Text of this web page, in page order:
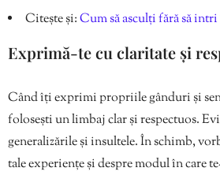
Citește și:Cum să asculți fără să
Exprimă-te cu claritate și
Când îți exprimi propriile gânduri și
folosești un limbaj clar și respectuos.
generalizările și insultele. În schimb,
tale experiențe și despre modul în care